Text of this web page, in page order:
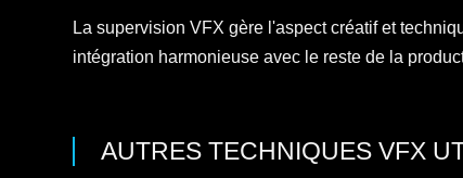
La supervision VFX gère l'aspect créatif et
intégration harmonieuse avec le reste de la
AUTRES TECHNIQUES VFX